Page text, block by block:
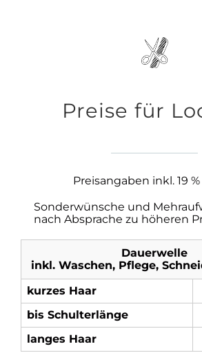
Preise für
Preisangaben inkl. 19
Sonderwünsche und
nach Absprache zu höheren
Dauerwelle
inkl. Waschen, Pflege,
kurzes Haar
bis Schulterlänge
langes Haar